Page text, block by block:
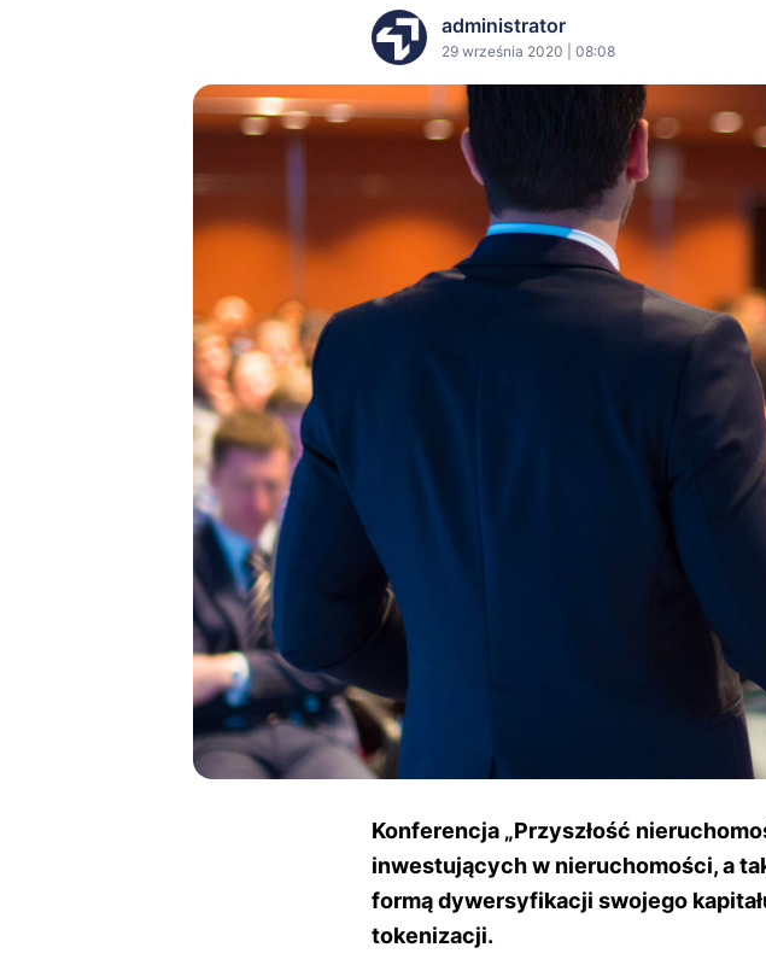
administrator
29 września 2020 | 08:08
Konferencja „Przyszłość
inwestujących w nieruchomości, a
formą dywersyfikacji swojego
tokenizacji.